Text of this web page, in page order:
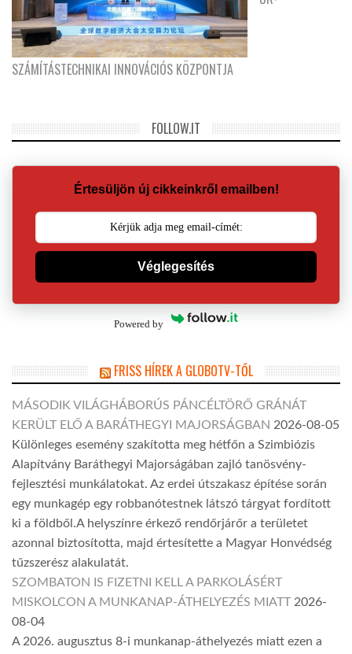
SZÁMÍTÁSTECHNIKAI INNOVÁCIÓS KÖZPONTJA
FOLLOW.IT
Értesüljön új cikkeinkről emailben!
Véglegesítés
Powered by
FRISS HÍREK A GLOBOTV-TŐL
MÁSODIK VILÁGHÁBORÚS PÁNCÉLTÖRŐ GRÁNÁT
KERÜLT ELŐ A BARÁTHEGYI MAJORSÁGBAN 2026-08-05
Különleges esemény szakította meg hétfőn a Szimbiózis
Alapítvány Baráthegyi Majorságában zajló tanösvény-
fejlesztési munkálatokat. Az erdei útszakasz építése során
egy munkagép egy robbanótestnek látszó tárgyat fordított
ki a földből.A helyszínre érkező rendőrjárőr a területet
azonnal biztosította, majd értesítette a Magyar Honvédség
tűzszerész alakulatát.
SZOMBATON IS FIZETNI KELL A PARKOLÁSÉRT
MISKOLCON A MUNKANAP-ÁTHELYEZÉS MIATT 2026-
08-04
A 2026. augusztus 8-i munkanap-áthelyezés miatt ezen a